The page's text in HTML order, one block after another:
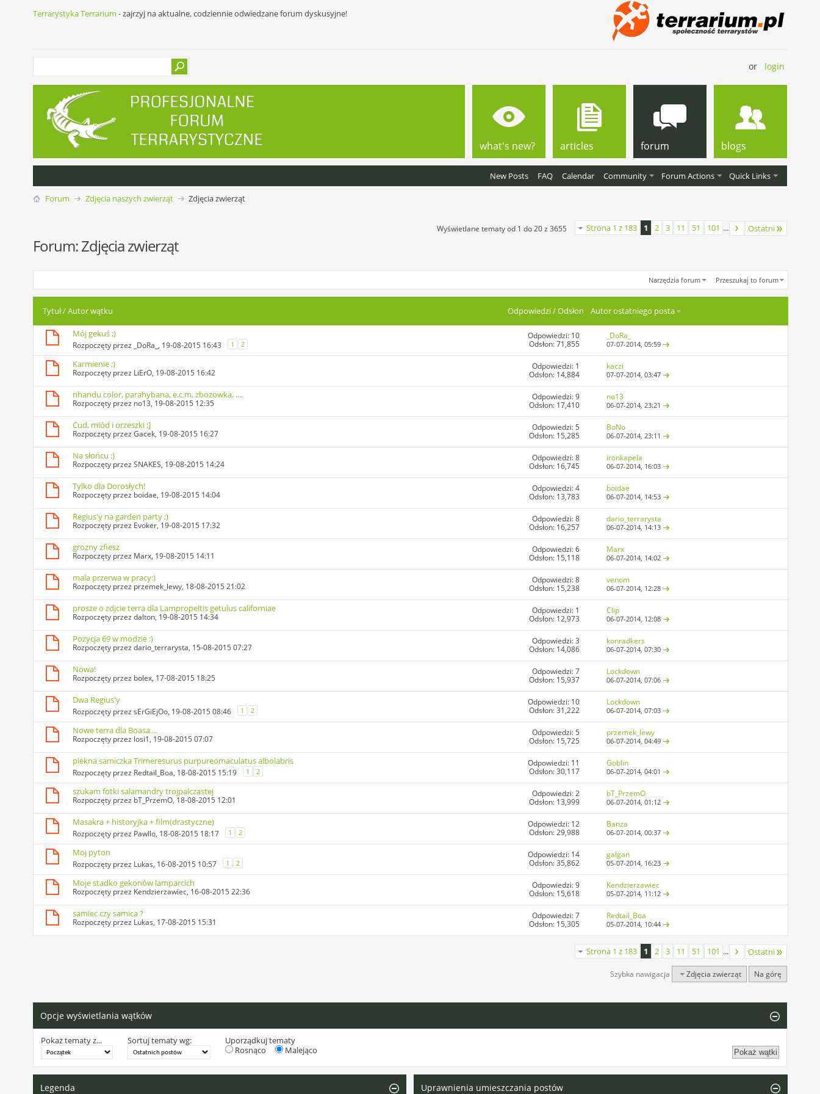
Terrarystyka Terrarium - zajrzyj na aktualne, codziennie odwiedzane forum dyskusyjne!
or login
what's new? articles forum
New Posts FAQ Calendar Community Forum Actions Quick Links
blogs
Forum Zdjęcia naszych zwierząt Zdjęcia zwierząt
Strona 1 z 183 1 2 3 11 51 101 ... Ostatni
Wyświetlane tematy od 1 do 20 z 3655
Forum:Zdjęcia zwierząt
Narzędzia forum Przeszukaj to forum
Tytuł/Autor wątku Odpowiedzi/Odsłon Autor ostatniego posta
Mój gekuś ;)
Rozpoczęty przez _DoRa_ , 19-08-2015 16:43 1 2
Odpowiedzi: 10
Odsłon: 71,855
_DoRa_
07-07-2014,05:59
Karmienie ;)
Rozpoczęty przez LiErO, 19-08-2015 16:42
Odpowiedzi: 1
Odsłon: 14,884
kaczi
07-07-2014,03:47
nhandu color, parahybana, e.c.m, zbozowka, ....
Rozpoczęty przez no13, 19-08-2015 12:35
Odpowiedzi:9
Odsłon: 17,410
no13
06-07-2014,23:21
Cud, miód i orzeszki ;]
Rozpoczęty przez Gacek, 19-08-2015 16:27
Odpowiedzi:5
Odsłon: 15,285
BoNo
06-07-2014,23:11
Na słońcu :)
Rozpoczęty przez SNAKES, 19-08-2015 14:24
Odpowiedzi:8
Odsłon: 16,745
ironkapela
06-07-2014, 16:03
Tylko dla Dorosłych!
Rozpoczęty przez boidae, 19-08-2015 14:04
Odpowiedzi:4
Odsłon: 13,783
boidae
06-07-2014, 14:53
Regius'y na garden party ;)
Rozpoczęty przez Evoker, 19-08-2015 17:32
Odpowiedzi:8
Odsłon: 16,257
dario_terrarysta
06-07-2014, 14:13
grozny zfiesz
Rozpoczęty przez Marx, 19-08-2015 14:11
Odpowiedzi:6
Odsłon: 15,118
Marx
06-07-2014, 14:02
mala przerwa w pracy:)
Rozpoczęty przez przemek_lewy, 18-08-2015 21:02
Odpowiedzi:8
Odsłon: 15,238
venom
06-07-2014, 12:28
prosze o zdjcie terra dla Lampropeltis getulus californiae
Rozpoczęty przez dalton, 19-08-2015 14:34
Odpowiedzi: 1
Odsłon: 12,973
Clip
06-07-2014, 12:08
Pozycja 69 w modzie :)
Rozpoczęty przez dario_terrarysta, 15-08-2015 07:27
Odpowiedzi:3
Odsłon: 14,086
konradkers
06-07-2014,07:30
Nowa!
Rozpoczęty przez bolex, 17-08-2015 18:25
Odpowiedzi:7
Odsłon: 15,937
Lockdown
06-07-2014,07:06
Dwa Regius'y
Rozpoczęty przez sErGiEjOo, 19-08-2015 08:46 1 2
Odpowiedzi: 10
Odsłon: 31,222
Lockdown
06-07-2014,07:03
Nowe terra dla Boasa....
Rozpoczęty przez losi1, 19-08-2015 07:07
Odpowiedzi:5
Odsłon: 15,725
przemek_lewy
06-07-2014,04:49
piekna samiczka Trimeresurus purpureomaculatus albolabris
Rozpoczęty przez Redtail_Boa, 18-08-2015 15:19 1 2
Odpowiedzi: 11
Odsłon: 30,117
Goblin
06-07-2014,04:01
szukam fotki salamandry trojpalczastej
Rozpoczęty przez bT_PrzemO, 18-08-2015 12:01
Odpowiedzi:2
Odsłon: 13,999
bT_PrzemO
06-07-2014,01:12
Masakra + historyjka + film(drastyczne)
Rozpoczęty przez Pawllo, 18-08-2015 18:17 1 2
Odpowiedzi: 12
Odsłon: 29,988
Banza
06-07-2014,00:37
Moj pyton
Rozpoczęty przez Lukas, 16-08-2015 10:57 1 2
Odpowiedzi: 14
Odsłon: 35,862
galgan
05-07-2014, 16:23
Moje stadko gekonów lamparcich
Rozpoczęty przez Kendzierzawiec, 16-08-2015 22:36
Odpowiedzi:9
Odsłon: 15,618
Kendzierzawiec
05-07-2014, 11:12
samiec czy samica ?
Rozpoczęty przez Lukas, 17-08-2015 15:31
Odpowiedzi:7
Odsłon: 15,305
Redtail_Boa
05-07-2014, 10:44
Strona 1 z 183 1 2 3 11 51 101 ... Ostatni
Szybka nawigacja Zdjęcia zwierząt Na górę
Opcje wyświetlania wątków
Pokaż tematy z... Sortuj tematy wg:
Uporządkuj tematy
Rosnąco
Malejąco
Legenda Uprawnienia umieszczania postów